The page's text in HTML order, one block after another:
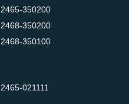
2465-350200
2468-350200
2468-350100
2465-021111